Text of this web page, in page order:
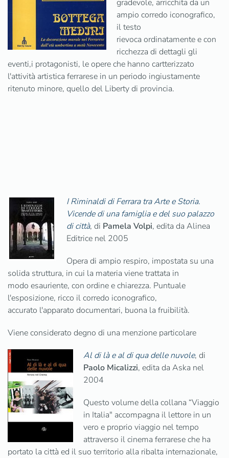
gradevole, arricchita da un
ampio corredo iconografico,
il testo
rievoca ordinatamente e con
ricchezza di dettagli gli
eventi,i protagonisti, le opere che hanno cartterizzato
l'attività artistica ferrarese in un periodo ingiustamente
ritenuto minore, quello del Liberty di provincia.
I Riminaldi di Ferrara tra Arte e Storia.
Vicende di una famiglia e del suo palazzo
di città, di Pamela Volpi, edita da Alinea
Editrice nel 2005
Opera di ampio respiro, impostata su una
solida struttura, in cui la materia viene trattata in
modo esauriente, con ordine e chiarezza. Puntuale
l'esposizione, ricco il corredo iconografico,
accurato l'apparato documentari, buona la fruibilità.
Viene considerato degno di una menzione particolare
Al di là e al di qua delle nuvole, di
Paolo Micalizzi, edita da Aska nel
2004
Questo volume della collana “Viaggio
in Italia" accompagna il lettore in un
vero e proprio viaggio nel tempo
attraverso il cinema ferrarese che ha
portato la città ed il suo territorio alla ribalta internazionale,